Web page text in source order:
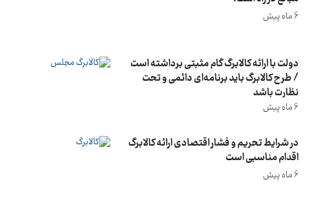
6 ماه پیش
دولت با ارائه کالابرگ گام مثبتی برداشته است
/ طرح کالابرگ باید برنامه‌ای دائمی و تحت
نظارت باشد
6 ماه پیش
در شرایط تحریم و فشار اقتصادی ارائه کالابرگ
اقدام مناسبی است
6 ماه پیش